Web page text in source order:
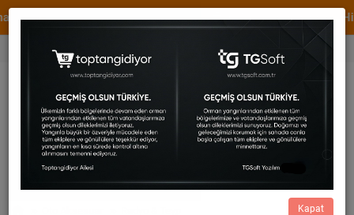
WhatsApp Destek XML ve Dropshipping
Cüzdan
0,00
0536 456 82 73
0533 414 54 29
Kapat